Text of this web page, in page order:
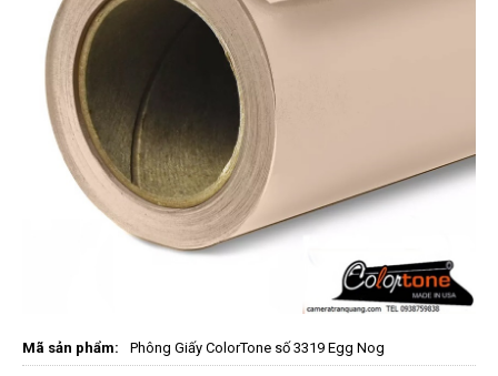
Mã sản phẩm: Phông Giấy ColorTone số 3319 Egg Nog